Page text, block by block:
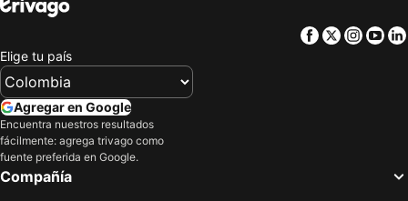
Hotel Natural Hill's by H&R
Hotel Tropico Real Mesitas
Gran Hotel El Cedro
APARTAHOTEL TAYAMBE
Hotel Glass Las Vegas
Okawango Hotel
Hotel Acapulco
Facebook
Twitter
Elige tu país
Agregar en Google
Encuentra nuestros resultados
fácilmente: agrega trivago como
fuente preferida en Google.
Compañía